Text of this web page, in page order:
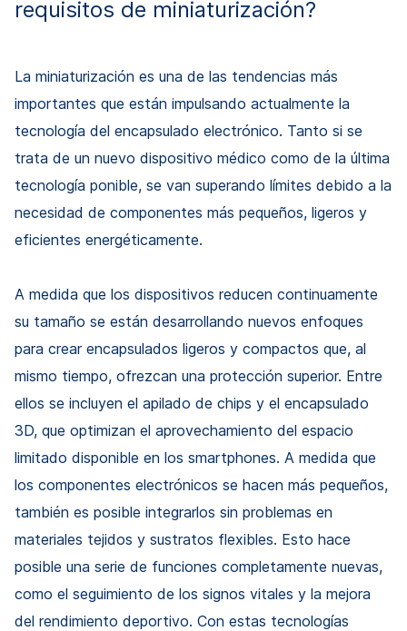
requisitos de miniaturización?
La miniaturización es una de las tendencias más
importantes que están impulsando actualmente la
tecnología del encapsulado electrónico. Tanto si se
trata de un nuevo dispositivo médico como de la última
tecnología ponible, se van superando límites debido a la
necesidad de componentes más pequeños, ligeros y
eficientes energéticamente.
A medida que los dispositivos reducen continuamente
su tamaño se están desarrollando nuevos enfoques
para crear encapsulados ligeros y compactos que, al
mismo tiempo, ofrezcan una protección superior. Entre
ellos se incluyen el apilado de chips y el encapsulado
3D, que optimizan el aprovechamiento del espacio
limitado disponible en los smartphones. A medida que
los componentes electrónicos se hacen más pequeños,
también es posible integrarlos sin problemas en
materiales tejidos y sustratos flexibles. Esto hace
posible una serie de funciones completamente nuevas,
como el seguimiento de los signos vitales y la mejora
del rendimiento deportivo. Con estas tecnologías